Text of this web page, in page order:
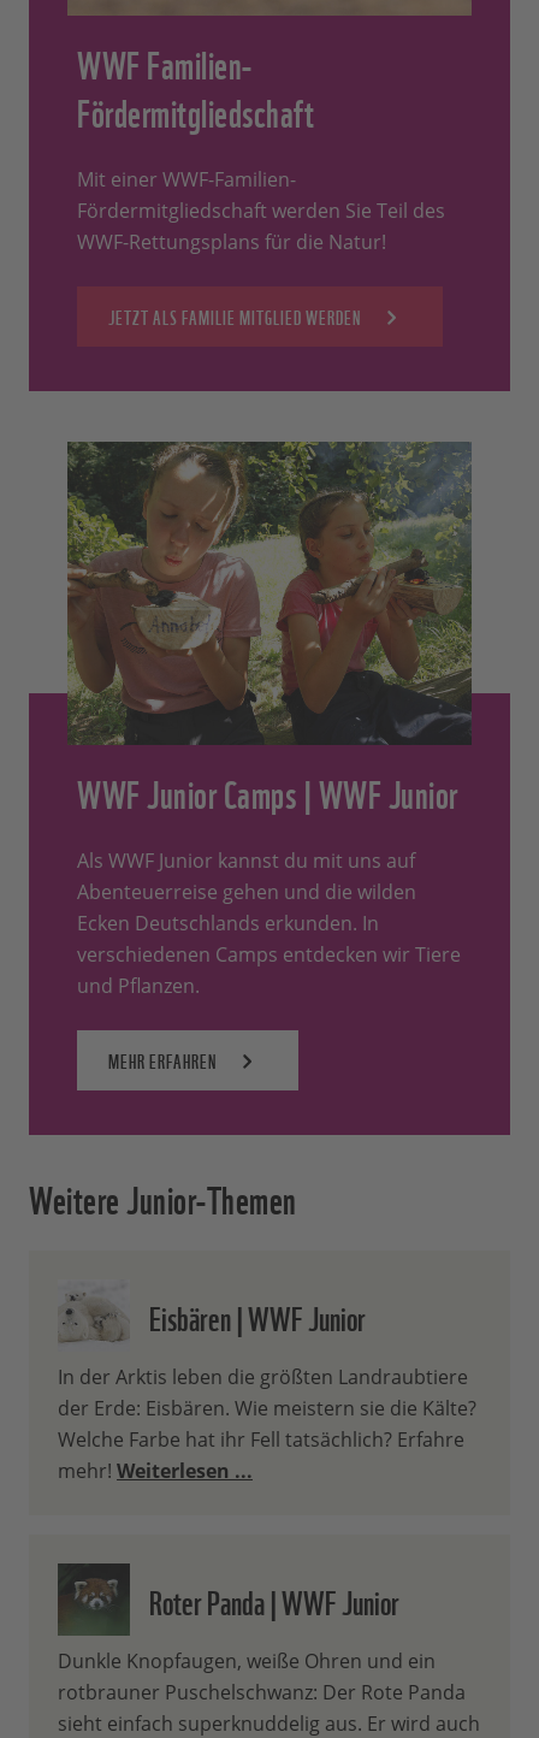
WWF Familien-
Fördermitgliedschaft
Mit einer WWF-Familien-
Fördermitgliedschaft werden Sie Teil des
WWF-Rettungsplans für die Natur!
JETZT ALS FAMILIE MITGLIED WERDEN
WWF Junior Camps | WWF Junior
Als WWF Junior kannst du mit uns auf
Abenteuerreise gehen und die wilden
Ecken Deutschlands erkunden. In
verschiedenen Camps entdecken wir Tiere
und Pflanzen.
MEHR ERFAHREN
Weitere Junior-Themen
Eisbären | WWF Junior
In der Arktis leben die größten Landraubtiere
der Erde: Eisbären. Wie meistern sie die Kälte?
Welche Farbe hat ihr Fell tatsächlich? Erfahre
mehr! Weiterlesen ...
Roter Panda | WWF Junior
Dunkle Knopfaugen, weiße Ohren und ein
rotbrauner Puschelschwanz: Der Rote Panda
sieht einfach superknuddelig aus. Er wird auch